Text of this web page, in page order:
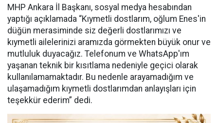
MHP Ankara İl Başkanı, sosyal medya hesabından
yaptığı açıklamada “Kıymetli dostlarım, oğlum Enes'in
düğün merasiminde siz değerli dostlarımızı ve
kıymetli ailelerinizi aramızda görmekten büyük onur ve
mutluluk duyacağız. Telefonum ve WhatsApp'ım
yaşanan teknik bir kısıtlama nedeniyle geçici olarak
kullanılamamaktadır. Bu nedenle arayamadığım ve
ulaşamadığım kıymetli dostlarımdan anlayışları için
teşekkür ederim” dedi.